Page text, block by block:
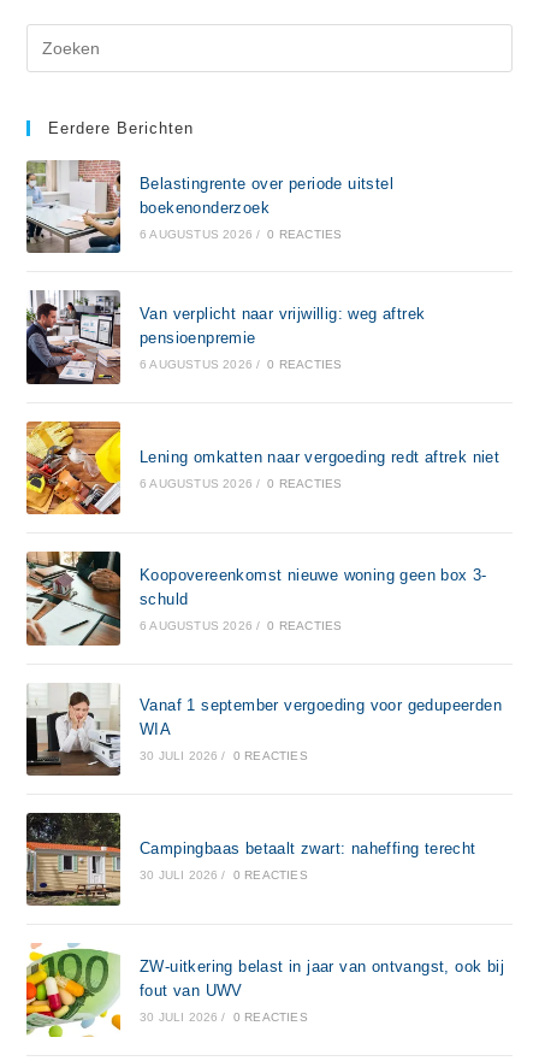
Eerdere Berichten
Belastingrente over periode uitstel
boekenonderzoek
6 AUGUSTUS 2026 / 0 REACTIES
Van verplicht naar vrijwillig: weg aftrek
pensioenpremie
6 AUGUSTUS 2026 / 0 REACTIES
Lening omkatten naar vergoeding redt aftrek niet
6 AUGUSTUS 2026 / 0 REACTIES
Koopovereenkomst nieuwe woning geen box 3-
schuld
6 AUGUSTUS 2026 / 0 REACTIES
Vanaf 1 september vergoeding voor gedupeerden
WIA
30 JULI 2026 / 0 REACTIES
Campingbaas betaalt zwart: naheffing terecht
30 JULI 2026 / 0 REACTIES
ZW-uitkering belast in jaar van ontvangst, ook bij
fout van UWV
30 JULI 2026 / 0 REACTIES